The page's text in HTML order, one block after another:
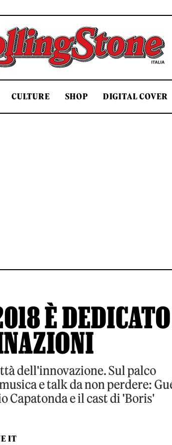
Rolling Stone Italia
CULTURE SHOP DIGITAL COVER
È DEDICATO
dell'innovazione. Sul palco
e talk da non perdere:
Capatonda e il cast di 'Boris'
IT